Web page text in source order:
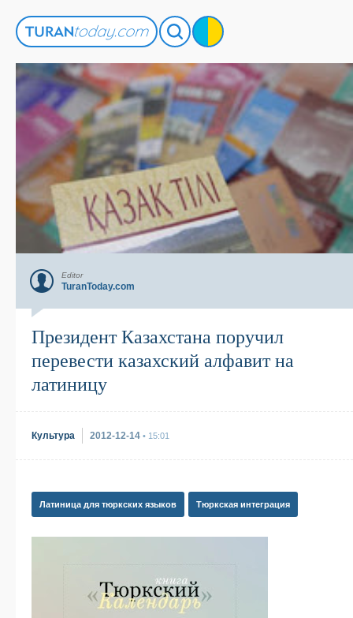
Editor
TuranToday.com
Президент Казахстана поручил
перевести казахский алфавит на
латиницу
Культура 2012-12-14 • 15:01
Латиница для тюркских языков Тюркская интеграция